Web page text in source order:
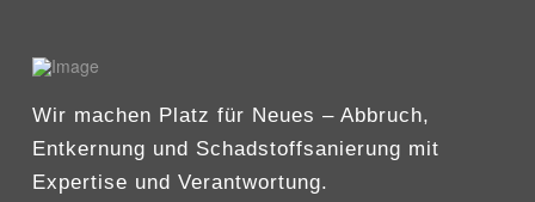
Wir machen Platz für Neues – Abbruch,
Entkernung und Schadstoffsanierung mit
Expertise und Verantwortung.